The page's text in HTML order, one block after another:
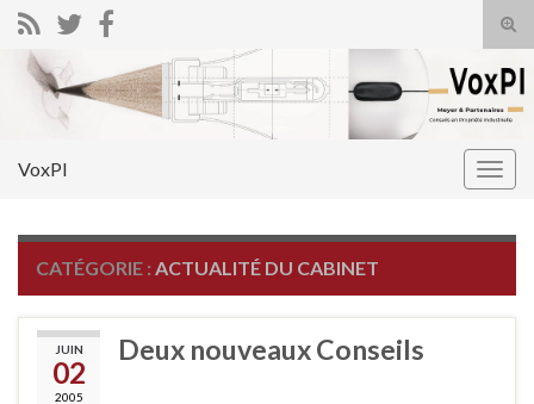
Search for:
VoxPI
CATÉGORIE : ACTUALITÉ DU CABINET
JUIN
02
2005
Deux nouveaux Conseils